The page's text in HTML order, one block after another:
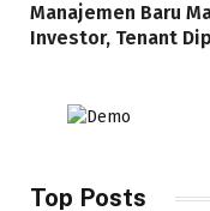
Manajemen Baru
Investor, Tenant
Top Posts